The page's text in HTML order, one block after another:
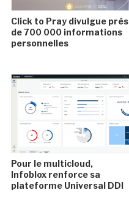
Click to Pray divulgue près
de 700 000 informations
personnelles
Pour le multicloud,
Infoblox renforce sa
plateforme Universal DDI